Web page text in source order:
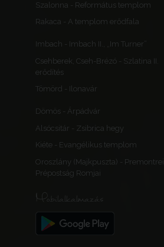
Szalonna - Református templom
Rakaca - A templom erődfala
Imbach - Imbach II., „Im Turner”
Csehberek, Cseh-Brézó - Szlatina II.
erődítés
Tömörd - Ilonavár
Dömös - Árpádvár
Alsócsitár - Zsibrica hegy
Kiéte - Evangélikus templom
Oroszlány (Majkpuszta) - Premontrei
Prépostság Romjai
Mobilalkalmazás